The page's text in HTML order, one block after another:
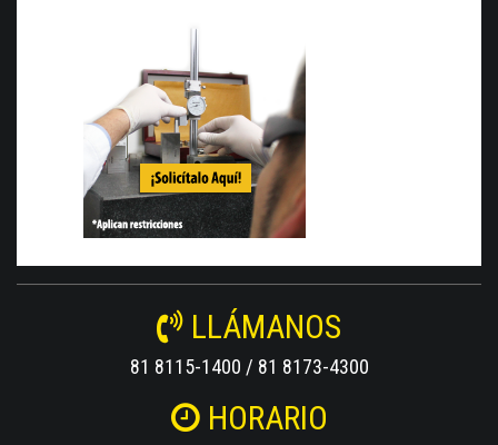
LLÁMANOS
81 8115-1400 / 81 8173-4300
HORARIO